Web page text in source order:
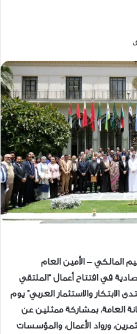
المالكي – الأمين العام
في افتتاح أعمال “الملتقي
لفعاليات النسخة (5) لمنتدى الابتكار والاستثمار العربي” يوم
4/6/2026 بمقر الأمانة العامة، بمشاركة ممثلين عن
ورواد الأعمال، والمؤسسات